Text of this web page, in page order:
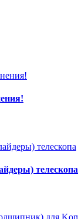
телескопа